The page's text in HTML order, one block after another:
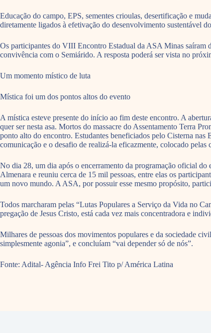
Educação do campo, EPS, sementes crioulas, desertificação e
diretamente ligados à efetivação do desenvolvimento sustentável
Os participantes do VIII Encontro Estadual da ASA Minas saíram
convivência com o Semiárido. A resposta poderá ser vista no
Um momento místico de luta
Mística foi um dos pontos altos do evento
A mística esteve presente do início ao fim deste encontro. A
quer ser nesta asa. Mortos do massacre do Assentamento Terra
ponto alto do encontro. Estudantes beneficiados pelo Cisterna
comunicação e o desafio de realizá-la eficazmente, colocado pelas
No dia 28, um dia após o encerramento da programação oficial
Almenara e reuniu cerca de 15 mil pessoas, entre elas os
um novo mundo. A ASA, por possuir esse mesmo propósito,
Todos marcharam pelas “Lutas Populares a Serviço da Vida no
pregação de Jesus Cristo, está cada vez mais concentradora e
Milhares de pessoas dos movimentos populares e da sociedade
simplesmente agonia”, e concluíam “vai depender só de nós”.
Fonte: Adital- Agência Info Frei Tito p/ América Latina